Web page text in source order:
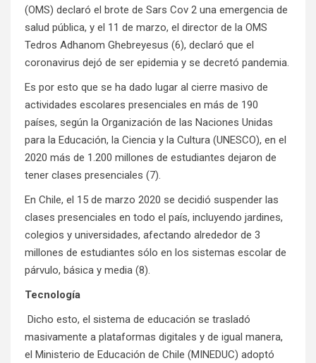
(OMS) declaró el brote de Sars Cov 2 una emergencia de
salud pública, y el 11 de marzo, el director de la OMS
Tedros Adhanom Ghebreyesus (6), declaró que el
coronavirus dejó de ser epidemia y se decretó pandemia.
Es por esto que se ha dado lugar al cierre masivo de
actividades escolares presenciales en más de 190
países, según la Organización de las Naciones Unidas
para la Educación, la Ciencia y la Cultura (UNESCO), en el
2020 más de 1.200 millones de estudiantes dejaron de
tener clases presenciales (7).
En Chile, el 15 de marzo 2020 se decidió suspender las
clases presenciales en todo el país, incluyendo jardines,
colegios y universidades, afectando alrededor de 3
millones de estudiantes sólo en los sistemas escolar de
párvulo, básica y media (8).
Tecnología
Dicho esto, el sistema de educación se trasladó
masivamente a plataformas digitales y de igual manera,
el Ministerio de Educación de Chile (MINEDUC) adoptó